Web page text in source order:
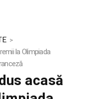
la Olimpiada
acasă